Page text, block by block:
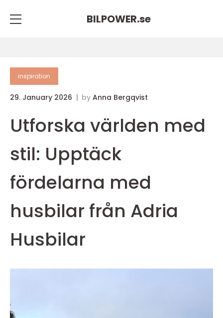
BILPOWER.se
inspiration
29. January 2026 by Anna Bergqvist
Utforska världen med
stil: Upptäck
fördelarna med
husbilar från Adria
Husbilar